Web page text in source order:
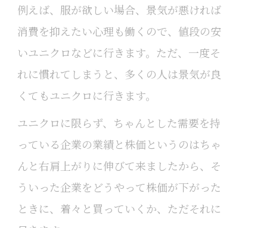
例えば、服が欲しい場合、景気が悪ければ
消費を抑えたい心理も働くので、値段の安
いユニクロなどに行きます。ただ、一度そ
れに慣れてしまうと、多くの人は景気が良
くてもユニクロに行きます。
ユニクロに限らず、ちゃんとした需要を持
っている企業の業績と株価というのはちゃ
んと右肩上がりに伸びて来ましたから、そ
ういった企業をどうやって株価が下がった
ときに、着々と買っていくか、ただそれに